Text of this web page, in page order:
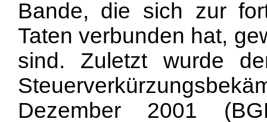
Bande, die sich zur
Taten verbunden hat,
sind. Zuletzt wurde
Dezember 2001